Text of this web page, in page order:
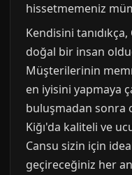
hissetmemeniz
Kendisini
doğal bir insan
Müşterilerinin
en iyisini yapmaya
buluşmadan sonra
Kiğı'da kaliteli ve
Cansu sizin için
geçireceğiniz her